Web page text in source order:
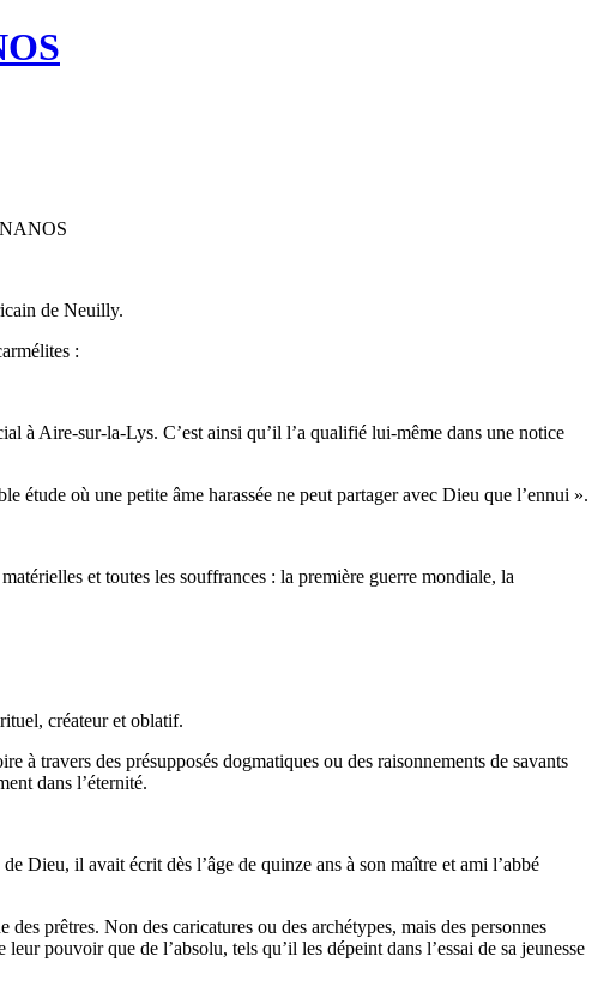
de Neuilly.
:
à Aire-sur-la-Lys. C’est ainsi qu’il l’a qualifié lui-même dans une notice
étude où une petite âme harassée ne peut partager avec Dieu que l’ennui ».
et toutes les souffrances : la première guerre mondiale, la
créateur et oblatif.
travers des présupposés dogmatiques ou des raisonnements de savants
dans l’éternité.
Dieu, il avait écrit dès l’âge de quinze ans à son maître et ami l’abbé
prêtres. Non des caricatures ou des archétypes, mais des personnes
pouvoir que de l’absolu, tels qu’il les dépeint dans l’essai de sa jeunesse